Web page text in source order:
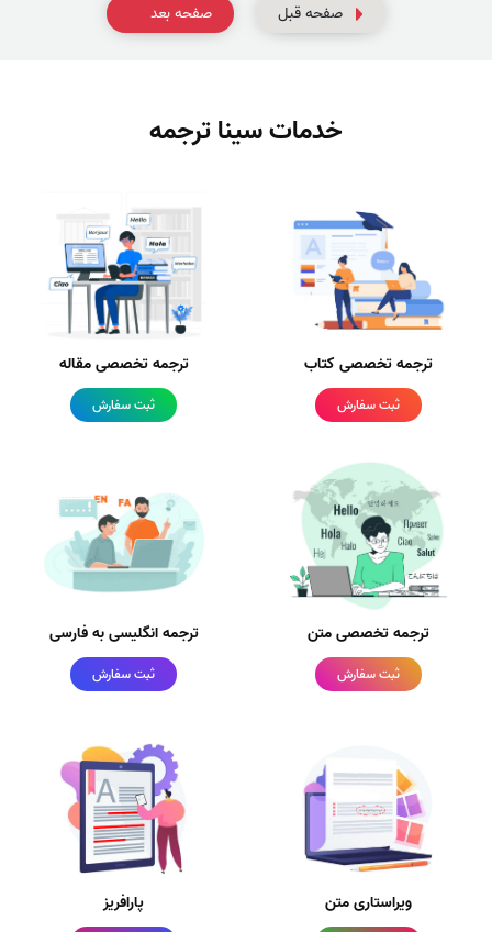
صفحه قبل صفحه بعد
خدمات سینا ترجمه
ترجمه تخصصی کتاب
ثبت سفارش
ترجمه تخصصی مقاله
ثبت سفارش
ترجمه تخصصی متن
ثبت سفارش
ترجمه انگلیسی به فارسی
ثبت سفارش
ویراستاری متن پارافریز